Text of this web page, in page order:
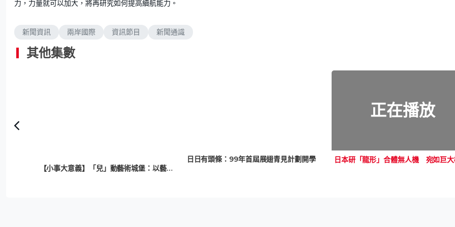
力，力量就可以加大，將再研究如何提高續航能力。
新聞資訊 兩岸國際 資訊節目 新聞通識
其他集數
【小事大意義】「兒」動藝術城堡：以藝術助學障兒童面對疫下學習困境
日日有頭條：99年首屆展翅青見計劃開學
正在播放